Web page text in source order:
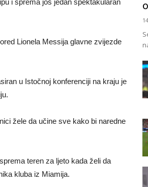
i sprema još jedan spektakularan
Lionela Messija glavne zvijezde
u Istočnoj konferenciji na kraju je
žele da učine sve kako bi naredne
teren za ljeto kada želi da
kluba iz Miamija.